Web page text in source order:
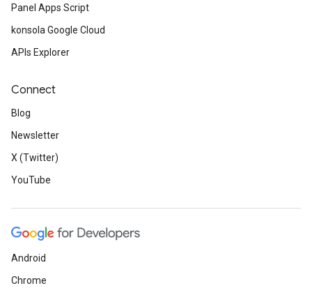
Panel Apps Script
konsola Google Cloud
APIs Explorer
Connect
Blog
Newsletter
X (Twitter)
YouTube
Android
Chrome